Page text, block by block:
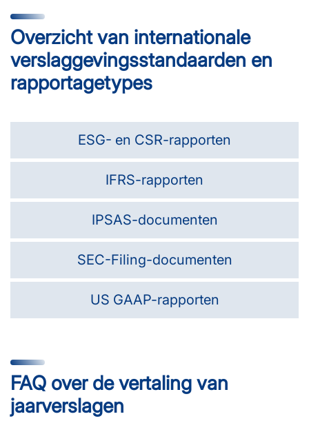
Overzicht van internationale
verslaggevingsstandaarden en
rapportagetypes
ESG- en CSR-rapporten
IFRS-rapporten
IPSAS-documenten
SEC-Filing-documenten
US GAAP-rapporten
FAQ over de vertaling van
jaarverslagen